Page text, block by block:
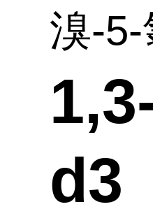
溴-
d3